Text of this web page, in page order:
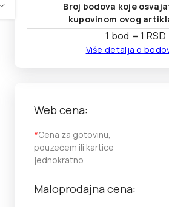
Broj bodova koje
kupovinom ovog
1 bod = 1 RSD
Više detalja o
Web cena:
*Cena za gotovinu,
pouzećem ili kartice
jednokratno
Maloprodajna cena: